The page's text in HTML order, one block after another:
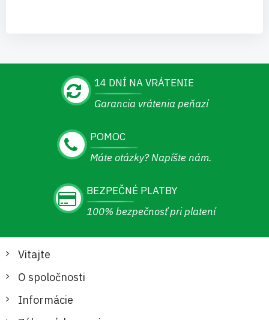
14 DNÍ NA VRÁTENIE
Garancia vrátenia peňazí
POMOC
Máte otázky? Napíšte nám.
BEZPEČNÉ PLATBY
100% bezpečnosť pri platení
Vitajte
O spoločnosti
Informácie